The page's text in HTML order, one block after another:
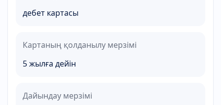
дебет картасы
Картаның қолданылу мерзімі
5 жылға дейін
Дайындау мерзімі